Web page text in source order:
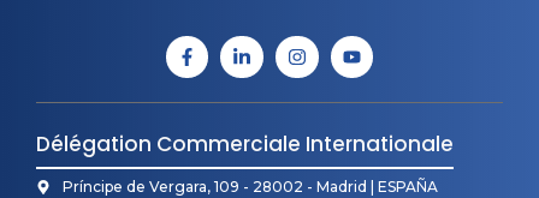
Délégation Commerciale Internationale
Príncipe de Vergara, 109 - 28002 - Madrid | ESPAÑA